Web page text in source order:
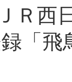
Ｒ西
「